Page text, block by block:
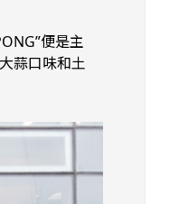
便是主
蒜口味和土